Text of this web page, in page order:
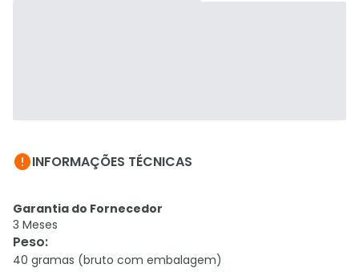
INFORMAÇÕES TÉCNICAS
Garantia do Fornecedor
3 Meses
Peso:
40 gramas (bruto com embalagem)